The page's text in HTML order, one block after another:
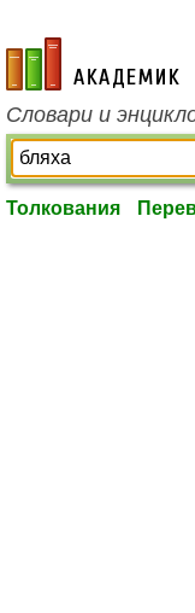
academic.ru
Словари и
Толкования